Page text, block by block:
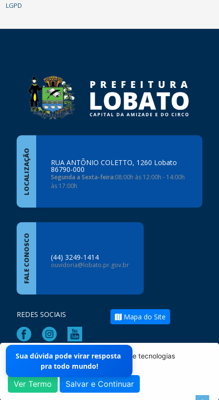
LGPD
O site da Prefeitura não utiliza cookies e tecnologias
semelhantes.
Ver Termo Salvar e Continuar
LOCALIZAÇÃO RUA ANTÔNIO COLETTO, 1260 Lobato
86790-000
Segunda a Sexta-feira:08:00h às 12:00h - 14:00h
às 17:00h
FALE CONOSCO (44) 3249-1414
ouvidoria@lobato.pr.gov.br
REDES SOCIAIS Mapa do Site
Prefeitura de Lobato - PR - Todos os direitos reservados ©
Desenvolvido porVale - Soluções para seu Municipio
Sua dúvida pode virar resposta
pra todo mundo!